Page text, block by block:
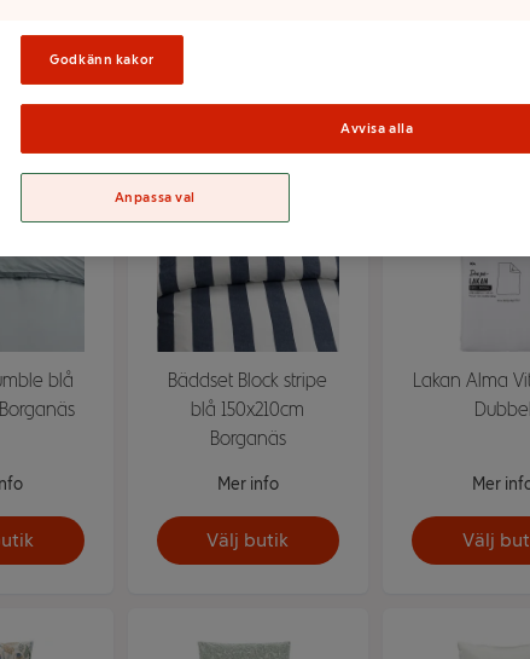
blå
Bäddset Block stripe
blå 150x210cm
Borganäs
Mer info
Välj butik
Lakan Alma
Dubbel
Mer
Välj
Godkänn kakor
Avvisa alla
Anpassa val